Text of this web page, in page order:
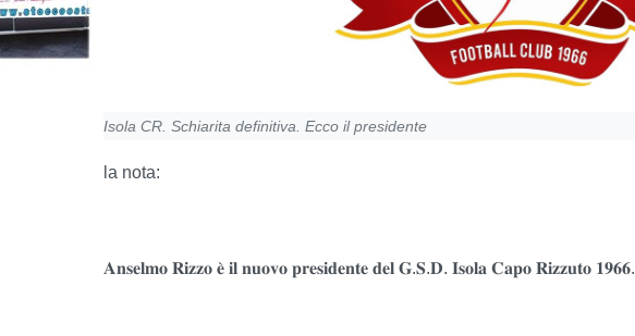
Isola CR. Schiarita definitiva. Ecco il presidente
la nota:
𝐀𝐧𝐬𝐞𝐥𝐦𝐨 𝐑𝐢𝐳𝐳𝐨 𝐞̀ 𝐢𝐥 𝐧𝐮𝐨𝐯𝐨 𝐩𝐫𝐞𝐬𝐢𝐝𝐞𝐧𝐭𝐞 𝐝𝐞𝐥 𝐆.𝐒.𝐃. 𝐈𝐬𝐨𝐥𝐚 𝐂𝐚𝐩𝐨 𝐑𝐢𝐳𝐳𝐮𝐭𝐨 𝟏𝟗𝟔𝟔.